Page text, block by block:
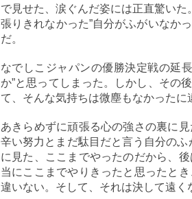
で見せた、涙ぐんだ姿には正直驚い
張りきれなかった”自分がふがいなか
だ。
なでしこジャパンの優勝決定戦の延
か”と思ってしまった。しかし、その
て、そんな気持ちは微塵もなかったに
あきらめずに頑張る心の強さの裏に
辛い努力とまだ駄目だと言う自分の
に見た、ここまでやったのだから、
当にここまでやりきったと思ったと
違いない。そして、それは決して遠く